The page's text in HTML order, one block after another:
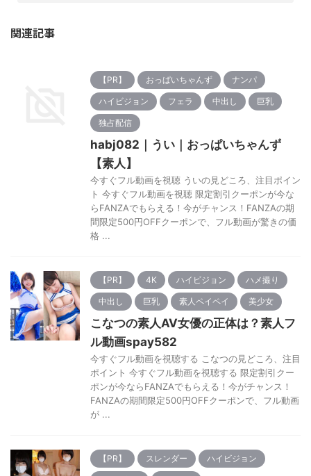
関連記事
【PR】 おっぱいちゃんず ナンパ
ハイビジョン フェラ 中出し 巨乳
独占配信
habj082｜うい｜おっぱいちゃんず
【素人】
今すぐフル動画を視聴 ういの見どころ、注目ポイン
ト 今すぐフル動画を視聴 限定割引クーポンが今な
らFANZAでもらえる！今がチャンス！FANZAの期
間限定500円OFFクーポンで、フル動画が驚きの価
格 ...
【PR】 4K ハイビジョン ハメ撮り
中出し 巨乳 素人ペイペイ 美少女
こなつの素人AV女優の正体は？素人フ
ル動画spay582
今すぐフル動画を視聴する こなつの見どころ、注目
ポイント 今すぐフル動画を視聴する 限定割引クー
ポンが今ならFANZAでもらえる！今がチャンス！
FANZAの期間限定500円OFFクーポンで、フル動画
が ...
【PR】 スレンダー ハイビジョン